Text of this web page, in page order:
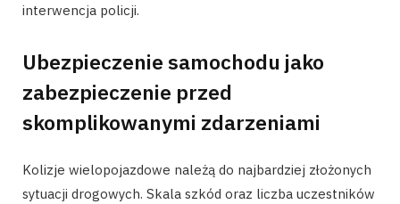
interwencja policji.
Ubezpieczenie samochodu jako
zabezpieczenie przed
skomplikowanymi zdarzeniami
Kolizje wielopojazdowe należą do najbardziej złożonych
sytuacji drogowych. Skala szkód oraz liczba uczestników